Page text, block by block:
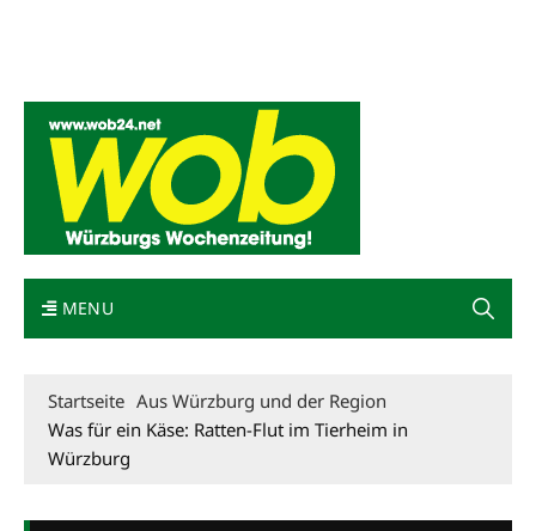
MENU
Startseite Aus Würzburg und der Region
Was für ein Käse: Ratten-Flut im Tierheim in
Würzburg